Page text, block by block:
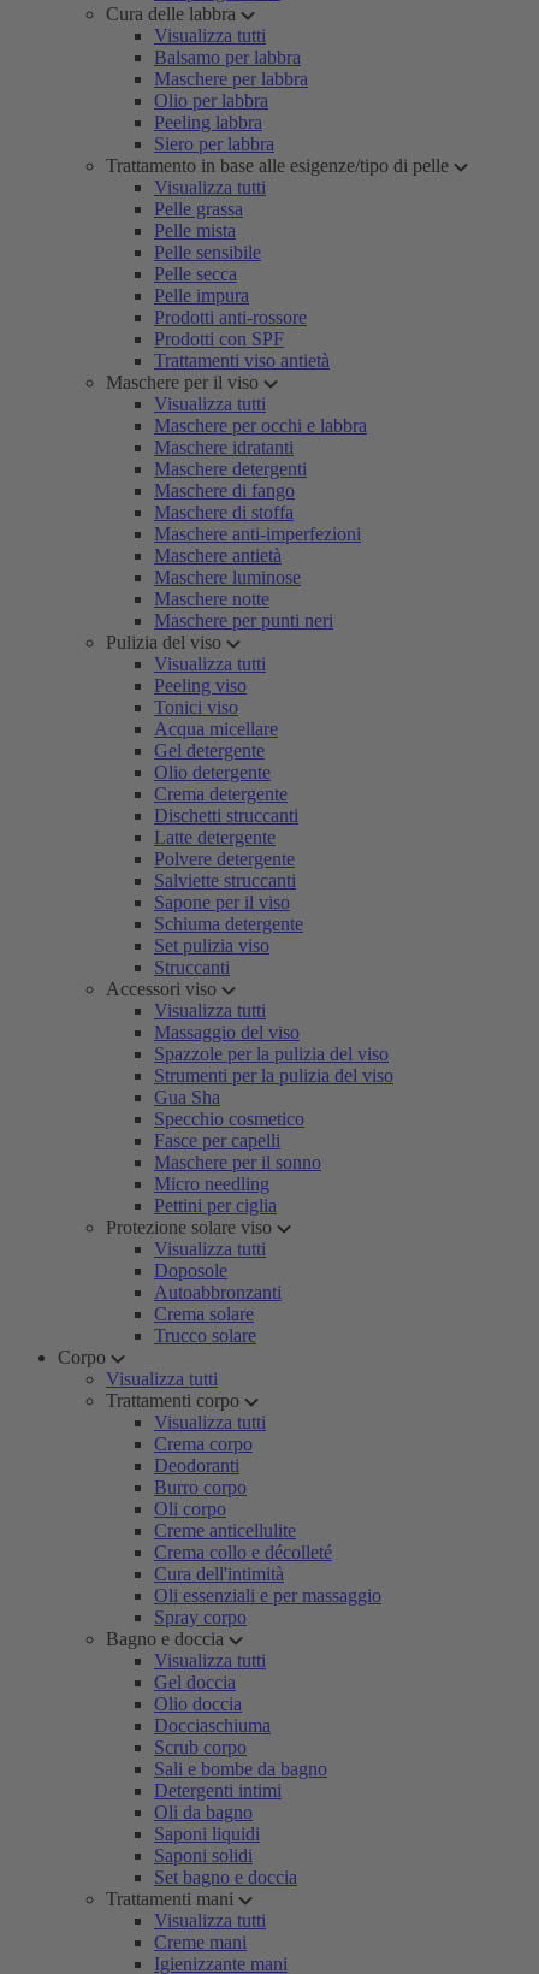
Cura delle labbra
Visualizza tutti
Balsamo per labbra
Maschere per labbra
Olio per labbra
Peeling labbra
Siero per labbra
Trattamento in base alle esigenze/tipo di pelle
Visualizza tutti
Pelle grassa
Pelle mista
Pelle sensibile
Pelle secca
Pelle impura
Prodotti anti-rossore
Prodotti con SPF
Trattamenti viso antietà
Maschere per il viso
Visualizza tutti
Maschere per occhi e labbra
Maschere idratanti
Maschere detergenti
Maschere di fango
Maschere di stoffa
Maschere anti-imperfezioni
Maschere antietà
Maschere luminose
Maschere notte
Maschere per punti neri
Pulizia del viso
Visualizza tutti
Peeling viso
Tonici viso
Acqua micellare
Gel detergente
Olio detergente
Crema detergente
Dischetti struccanti
Latte detergente
Polvere detergente
Salviette struccanti
Sapone per il viso
Schiuma detergente
Set pulizia viso
Struccanti
Accessori viso
Visualizza tutti
Massaggio del viso
Spazzole per la pulizia del viso
Strumenti per la pulizia del viso
Gua Sha
Specchio cosmetico
Fasce per capelli
Maschere per il sonno
Micro needling
Pettini per ciglia
Protezione solare viso
Visualizza tutti
Doposole
Autoabbronzanti
Crema solare
Trucco solare
Corpo
Visualizza tutti
Trattamenti corpo
Visualizza tutti
Crema corpo
Deodoranti
Burro corpo
Oli corpo
Creme anticellulite
Crema collo e décolleté
Cura dell'intimità
Oli essenziali e per massaggio
Spray corpo
Bagno e doccia
Visualizza tutti
Gel doccia
Olio doccia
Docciaschiuma
Scrub corpo
Sali e bombe da bagno
Detergenti intimi
Oli da bagno
Saponi liquidi
Saponi solidi
Set bagno e doccia
Trattamenti mani
Visualizza tutti
Creme mani
Igienizzante mani